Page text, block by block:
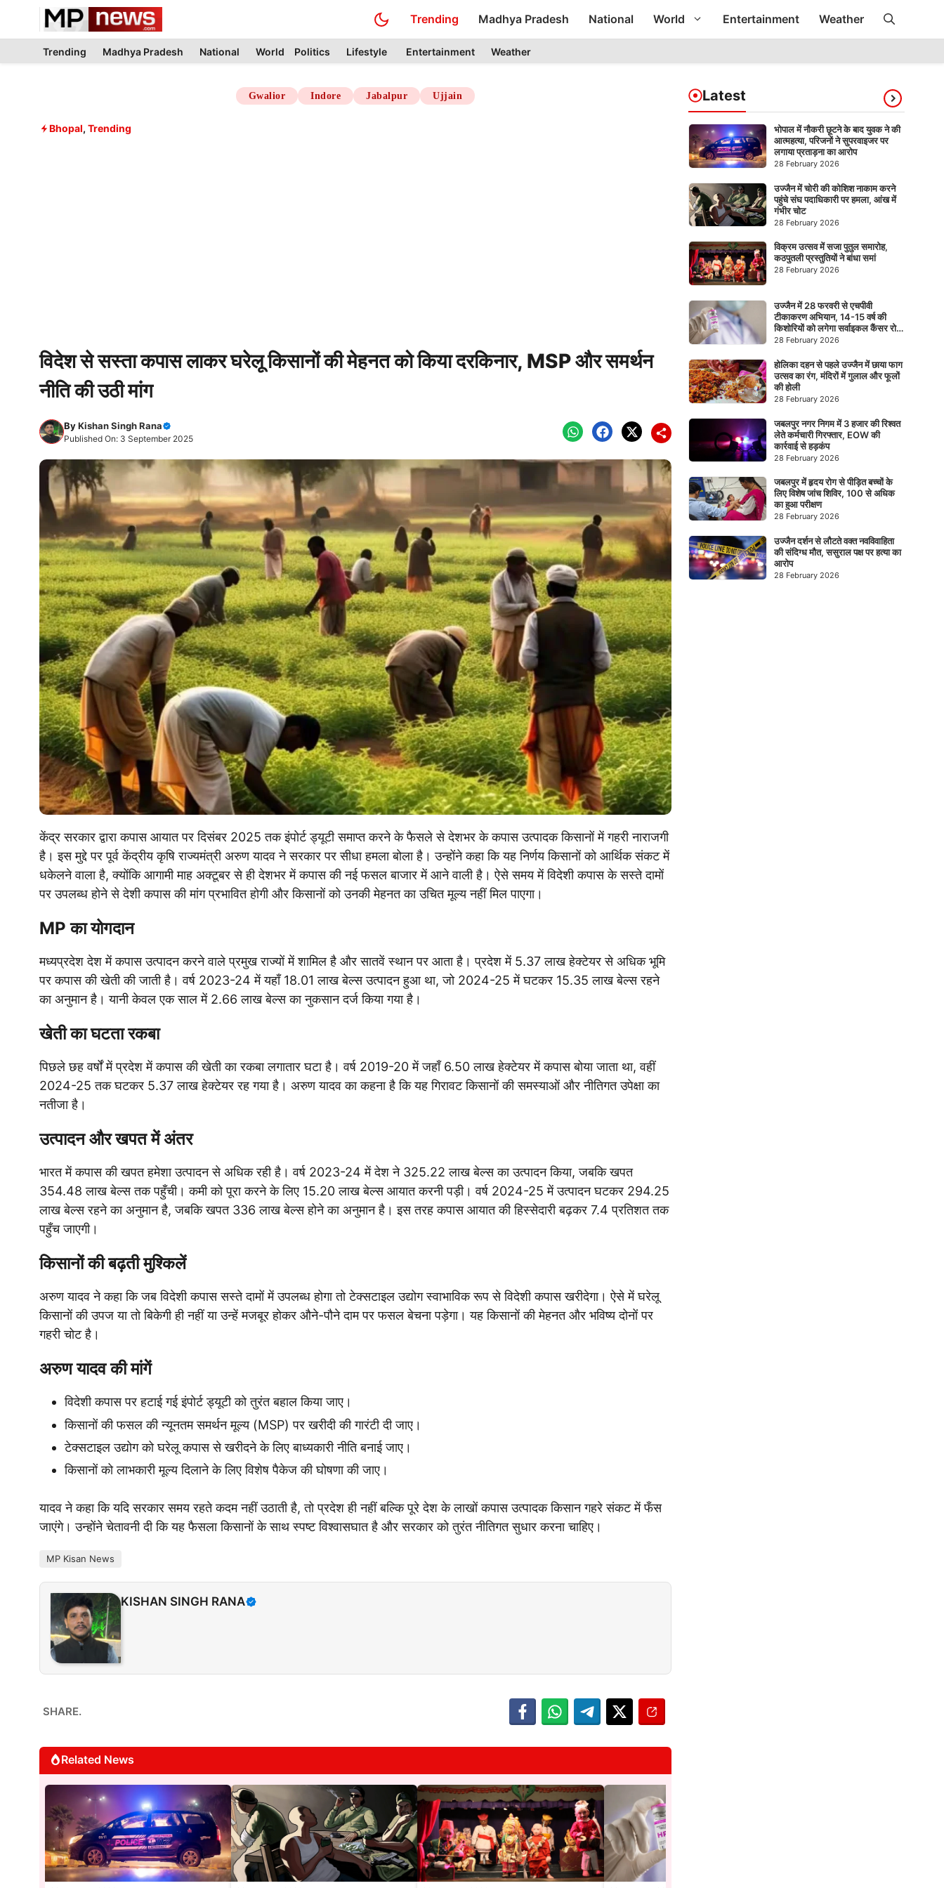
content
Trending Madhya Pradesh National World Entertainment Weather
Trending Madhya Pradesh National World Politics Lifestyle Entertainment Weather
Gwalior Indore Jabalpur Ujjain
Bhopal, Trending
विदेश से सस्ता कपास लाकर घरेलू किसानों की मेहनत को किया दरकिनार, MSP और समर्थन
नीति की उठी मांग
ByKishan Singh Rana
Published On: 3 September 2025
केंद्र सरकार द्वारा कपास आयात पर दिसंबर 2025 तक इंपोर्ट ड्यूटी समाप्त करने के फैसले से देशभर के कपास उत्पादक किसानों में गहरी नाराजगी
है। इस मुद्दे पर पूर्व केंद्रीय कृषि राज्यमंत्री अरुण यादव ने सरकार पर सीधा हमला बोला है। उन्होंने कहा कि यह निर्णय किसानों को आर्थिक संकट में
धकेलने वाला है, क्योंकि आगामी माह अक्टूबर से ही देशभर में कपास की नई फसल बाजार में आने वाली है। ऐसे समय में विदेशी कपास के सस्ते दामों
पर उपलब्ध होने से देशी कपास की मांग प्रभावित होगी और किसानों को उनकी मेहनत का उचित मूल्य नहीं मिल पाएगा।
MP का योगदान
मध्यप्रदेश देश में कपास उत्पादन करने वाले प्रमुख राज्यों में शामिल है और सातवें स्थान पर आता है। प्रदेश में 5.37 लाख हेक्टेयर से अधिक भूमि
पर कपास की खेती की जाती है। वर्ष 2023-24 में यहाँ 18.01 लाख बेल्स उत्पादन हुआ था, जो 2024-25 में घटकर 15.35 लाख बेल्स रहने
का अनुमान है। यानी केवल एक साल में 2.66 लाख बेल्स का नुकसान दर्ज किया गया है।
खेती का घटता रकबा
पिछले छह वर्षों में प्रदेश में कपास की खेती का रकबा लगातार घटा है। वर्ष 2019-20 में जहाँ 6.50 लाख हेक्टेयर में कपास बोया जाता था, वहीं
2024-25 तक घटकर 5.37 लाख हेक्टेयर रह गया है। अरुण यादव का कहना है कि यह गिरावट किसानों की समस्याओं और नीतिगत उपेक्षा का
नतीजा है।
उत्पादन और खपत में अंतर
भारत में कपास की खपत हमेशा उत्पादन से अधिक रही है। वर्ष 2023-24 में देश ने 325.22 लाख बेल्स का उत्पादन किया, जबकि खपत
354.48 लाख बेल्स तक पहुँची। कमी को पूरा करने के लिए 15.20 लाख बेल्स आयात करनी पड़ी। वर्ष 2024-25 में उत्पादन घटकर 294.25
लाख बेल्स रहने का अनुमान है, जबकि खपत 336 लाख बेल्स होने का अनुमान है। इस तरह कपास आयात की हिस्सेदारी बढ़कर 7.4 प्रतिशत तक
पहुँच जाएगी।
किसानों की बढ़ती मुश्किलें
अरुण यादव ने कहा कि जब विदेशी कपास सस्ते दामों में उपलब्ध होगा तो टेक्सटाइल उद्योग स्वाभाविक रूप से विदेशी कपास खरीदेगा। ऐसे में घरेलू
किसानों की उपज या तो बिकेगी ही नहीं या उन्हें मजबूर होकर औने-पौने दाम पर फसल बेचना पड़ेगा। यह किसानों की मेहनत और भविष्य दोनों पर
गहरी चोट है।
अरुण यादव की मांगें
विदेशी कपास पर हटाई गई इंपोर्ट ड्यूटी को तुरंत बहाल किया जाए।
किसानों की फसल की न्यूनतम समर्थन मूल्य (MSP) पर खरीदी की गारंटी दी जाए।
टेक्सटाइल उद्योग को घरेलू कपास से खरीदने के लिए बाध्यकारी नीति बनाई जाए।
किसानों को लाभकारी मूल्य दिलाने के लिए विशेष पैकेज की घोषणा की जाए।
यादव ने कहा कि यदि सरकार समय रहते कदम नहीं उठाती है, तो प्रदेश ही नहीं बल्कि पूरे देश के लाखों कपास उत्पादक किसान गहरे संकट में फँस
जाएंगे। उन्होंने चेतावनी दी कि यह फैसला किसानों के साथ स्पष्ट विश्वासघात है और सरकार को तुरंत नीतिगत सुधार करना चाहिए।
MP Kisan News
KISHAN SINGH RANA
SHARE.
Related News
Latest
भोपाल में नौकरी छूटने के बाद युवक ने की
आत्महत्या, परिजनों ने सुपरवाइजर पर
लगाया प्रताड़ना का आरोप
28 February 2026
उज्जैन में चोरी की कोशिश नाकाम करने
पहुंचे संघ पदाधिकारी पर हमला, आंख में
गंभीर चोट
28 February 2026
विक्रम उत्सव में सजा पुतुल समारोह,
कठपुतली प्रस्तुतियों ने बांधा समां
28 February 2026
उज्जैन में 28 फरवरी से एचपीवी
टीकाकरण अभियान, 14-15 वर्ष की
किशोरियों को लगेगा सर्वाइकल कैंसर रोधी
टीका
28 February 2026
होलिका दहन से पहले उज्जैन में छाया फाग
उत्सव का रंग, मंदिरों में गुलाल और फूलों
की होली
28 February 2026
जबलपुर नगर निगम में 3 हजार की रिश्वत
लेते कर्मचारी गिरफ्तार, EOW की
कार्रवाई से हड़कंप
28 February 2026
जबलपुर में हृदय रोग से पीड़ित बच्चों के
लिए विशेष जांच शिविर, 100 से अधिक
का हुआ परीक्षण
28 February 2026
उज्जैन दर्शन से लौटते वक्त नवविवाहिता
की संदिग्ध मौत, ससुराल पक्ष पर हत्या का
आरोप
28 February 2026